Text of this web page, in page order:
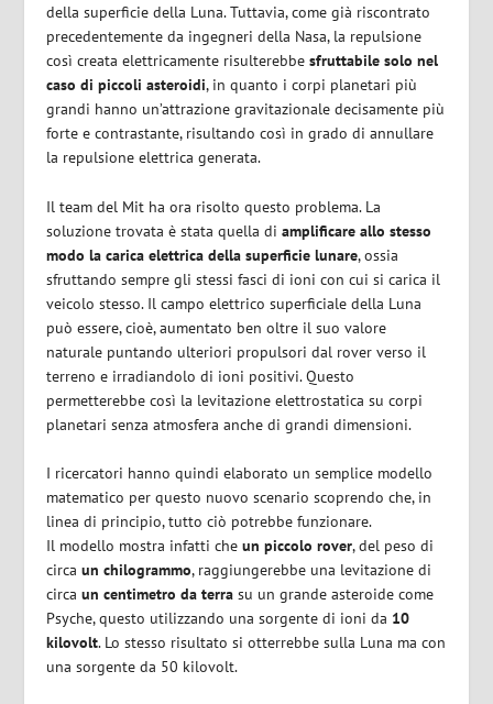
della superficie della Luna. Tuttavia, come già riscontrato
precedentemente da ingegneri della Nasa, la repulsione
così creata elettricamente risulterebbesfruttabile solo nel
caso di piccoli asteroidi, in quanto i corpi planetari più
grandi hanno un’attrazione gravitazionale decisamente più
forte e contrastante, risultando così in grado di annullare
la repulsione elettrica generata.
Il team del Mit ha ora risolto questo problema. La
soluzione trovata è stata quella diamplificare allo stesso
modo la carica elettrica della superficie lunare, ossia
sfruttando sempre gli stessi fasci di ioni con cui si carica il
veicolo stesso. Il campo elettrico superficiale della Luna
può essere, cioè, aumentato ben oltre il suo valore
naturale puntando ulteriori propulsori dal rover verso il
terreno e irradiandolo di ioni positivi. Questo
permetterebbe così la levitazione elettrostatica su corpi
planetari senza atmosfera anche di grandi dimensioni.
I ricercatori hanno quindi elaborato un semplice modello
matematico per questo nuovo scenario scoprendo che, in
linea di principio, tutto ciò potrebbe funzionare.
Il modello mostra infatti cheun piccolo rover, del peso di
circaun chilogrammo, raggiungerebbe una levitazione di
circaun centimetro da terrasu un grande asteroide come
Psyche, questo utilizzando una sorgente di ioni da 10
kilovolt. Lo stesso risultato si otterrebbe sulla Luna ma con
una sorgente da 50 kilovolt.